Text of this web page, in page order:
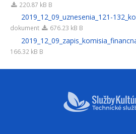
220.87 kB B
2019_12_09_uznesenia_121-
dokument
676.23 kB B
166.32 kB B